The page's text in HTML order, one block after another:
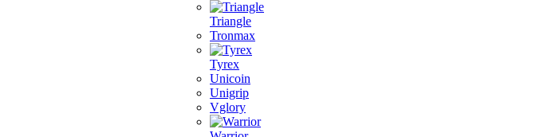
Triangle
Tronmax
Tyrex
Unicoin
Unigrip
Vglory